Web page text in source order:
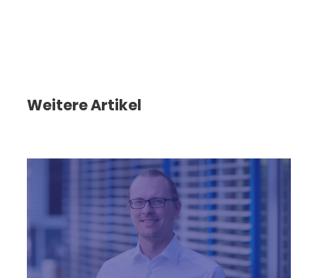
Weitere Artikel